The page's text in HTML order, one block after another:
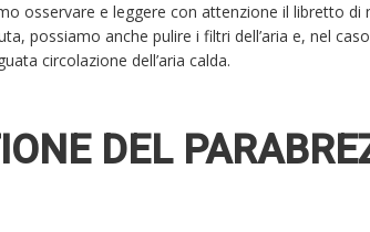
osservare e leggere con attenzione il libretto di
possiamo anche pulire i filtri dell’aria e, nel
circolazione dell’aria calda.
DEL